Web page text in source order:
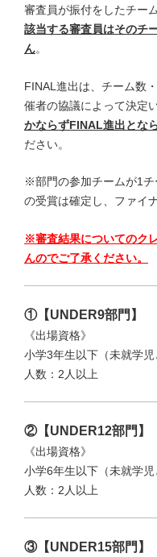
審査員が振付をしたチー
該当する審査員はそのチ
ん。
FINAL進出は、チーム数
催者の協議によって決定
かならずFINAL進出とな
ださい。
※部門の参加チームが1
の受賞は確定し、ファイ
※審査結果についてのク
んのでご了承ください。
①【UNDER9部門】
《出場資格》
小学3年生以下（未就学児
人数：2人以上
②【UNDER12部門】
《出場資格》
小学6年生以下（未就学児
人数：2人以上
③【UNDER15部門】